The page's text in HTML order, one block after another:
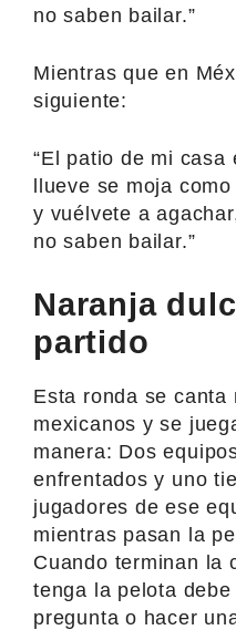
no saben bailar.”
Mientras que en
siguiente:
“El patio de mi casa
llueve se moja
y vuélvete a
no saben bailar.”
Naranja
partido
Esta ronda se canta
mexicanos y se
manera: Dos
enfrentados y uno
jugadores de ese
mientras pasan la
Cuando terminan la
tenga la pelota
pregunta o hacer